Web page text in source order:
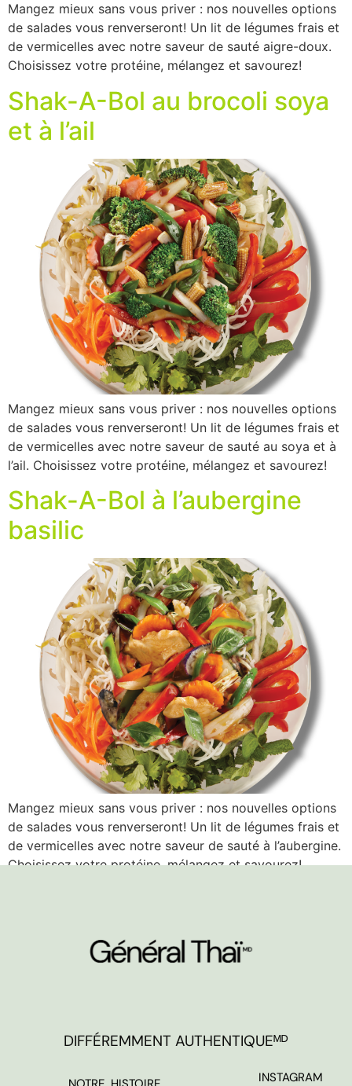
Mangez mieux sans vous priver : nos nouvelles options
de salades vous renverseront! Un lit de légumes frais et
de vermicelles avec notre saveur de sauté aigre-doux.
Choisissez votre protéine, mélangez et savourez!
Shak-A-Bol au brocoli soya
et à l’ail
Mangez mieux sans vous priver : nos nouvelles options
de salades vous renverseront! Un lit de légumes frais et
de vermicelles avec notre saveur de sauté au soya et à
l’ail. Choisissez votre protéine, mélangez et savourez!
Shak-A-Bol à l’aubergine
basilic
Mangez mieux sans vous priver : nos nouvelles options
de salades vous renverseront! Un lit de légumes frais et
de vermicelles avec notre saveur de sauté à l’aubergine.
Choisissez votre protéine, mélangez et savourez!
DIFFÉREMMENT AUTHENTIQUEᴹᴰ
INSTAGRAM